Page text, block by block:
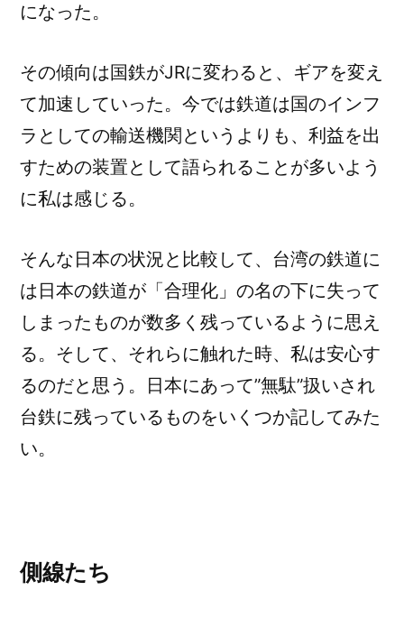
になった。
その傾向は国鉄がJRに変わると、ギアを変え
て加速していった。今では鉄道は国のインフ
ラとしての輸送機関というよりも、利益を出
すための装置として語られることが多いよう
に私は感じる。
そんな日本の状況と比較して、台湾の鉄道に
は日本の鉄道が「合理化」の名の下に失って
しまったものが数多く残っているように思え
る。そして、それらに触れた時、私は安心す
るのだと思う。日本にあって”無駄”扱いされ
台鉄に残っているものをいくつか記してみた
い。
側線たち